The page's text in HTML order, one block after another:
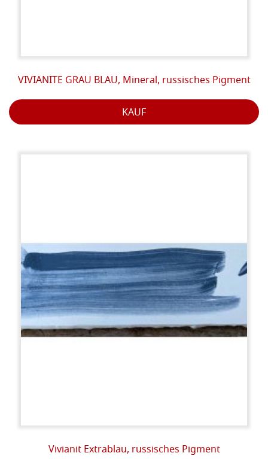
VIVIANITE GRAU BLAU, Mineral, russisches Pigment
KAUF
Vivianit Extrablau, russisches Pigment